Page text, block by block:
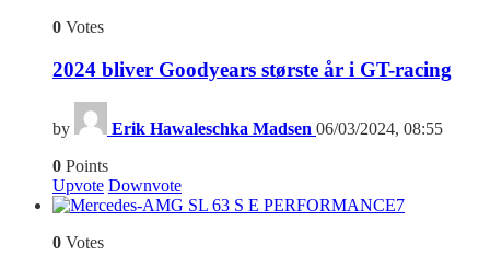
0 Votes
2024 bliver Goodyears største år i GT-racing
by Erik Hawaleschka Madsen 06/03/2024, 08:55
0 Points
Upvote Downvote
7
0 Votes